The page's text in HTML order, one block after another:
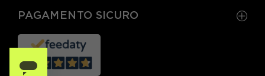
PAGAMENTO SICURO